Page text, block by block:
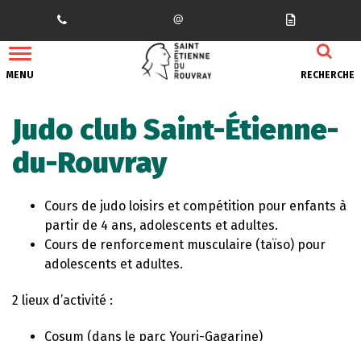
MENU RECHERCHE
Judo club Saint-Étienne-
du-Rouvray
Cours de judo loisirs et compétition pour enfants à
partir de 4 ans, adolescents et adultes.
Cours de renforcement musculaire (taïso) pour
adolescents et adultes.
2 lieux d’activité :
Cosum (dans le parc Youri-Gagarine)